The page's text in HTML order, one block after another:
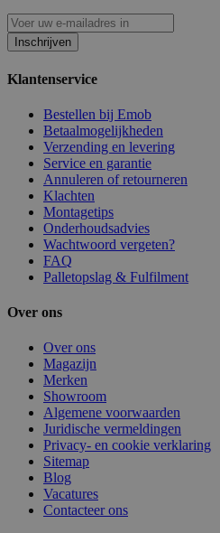
Inschrijven
Klantenservice
Bestellen bij Emob
Betaalmogelijkheden
Verzending en levering
Service en garantie
Annuleren of retourneren
Klachten
Montagetips
Onderhoudsadvies
Wachtwoord vergeten?
FAQ
Palletopslag & Fulfilment
Over ons
Over ons
Magazijn
Merken
Showroom
Algemene voorwaarden
Juridische vermeldingen
Privacy- en cookie verklaring
Sitemap
Blog
Vacatures
Contacteer ons